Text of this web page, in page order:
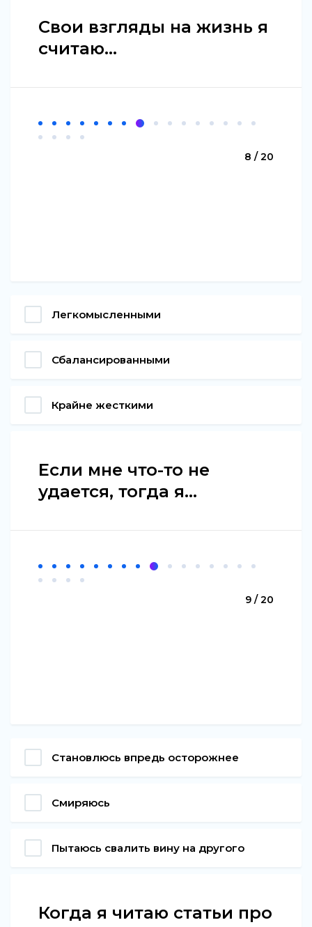
Свои взгляды на жизнь я
считаю...
8 / 20
Легкомысленными
Сбалансированными
Крайне жесткими
Если мне что-то не
удается, тогда я...
9 / 20
Становлюсь впредь осторожнее
Смиряюсь
Пытаюсь свалить вину на другого
Когда я читаю статьи про